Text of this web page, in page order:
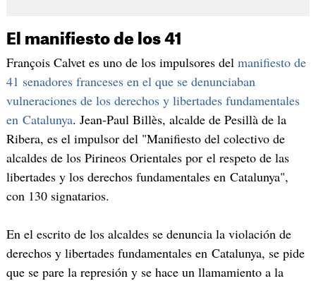
El manifiesto de los 41
François Calvet es uno de los impulsores del manifiesto de
41 senadores franceses en el que se denunciaban
vulneraciones de los derechos y libertades fundamentales
en Catalunya. Jean-Paul Billès, alcalde de Pesillà de la
Ribera, es el impulsor del "Manifiesto del colectivo de
alcaldes de los Pirineos Orientales por el respeto de las
libertades y los derechos fundamentales en Catalunya",
con 130 signatarios.
En el escrito de los alcaldes se denuncia la violación de
derechos y libertades fundamentales en Catalunya, se pide
que se pare la represión y se hace un llamamiento a la